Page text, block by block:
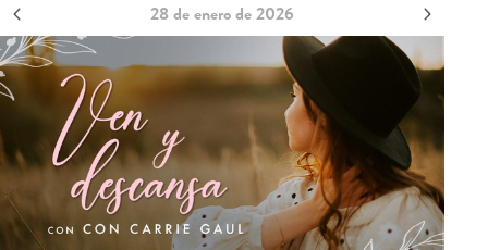
28 de enero de 2026